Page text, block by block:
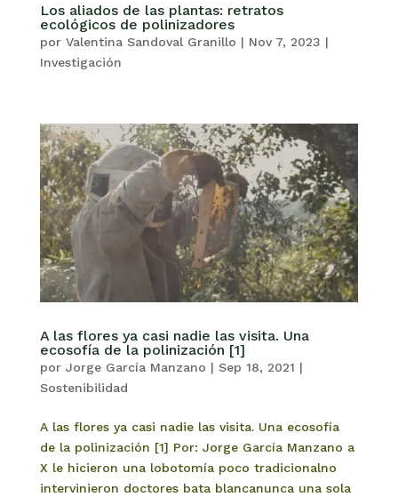
Los aliados de las plantas: retratos
ecológicos de polinizadores
por Valentina Sandoval Granillo | Nov 7, 2023 |
Investigación
A las flores ya casi nadie las visita. Una
ecosofía de la polinización [1]
por Jorge García Manzano | Sep 18, 2021 |
Sostenibilidad
A las flores ya casi nadie las visita. Una ecosofía
de la polinización [1] Por: Jorge García Manzano a
X le hicieron una lobotomía poco tradicionalno
intervinieron doctores bata blancanunca una sola